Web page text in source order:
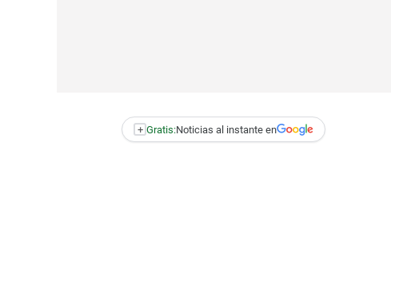
+ Gratis:Noticias al instante en